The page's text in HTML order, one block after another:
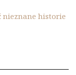
nieznane historie